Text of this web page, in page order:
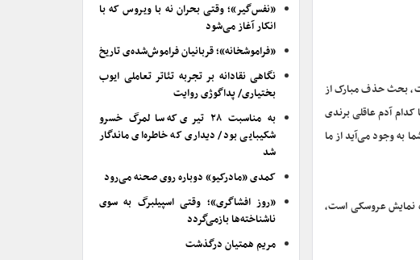
بحث حذف مبارک از
آدم عاقلی برندی
به وجود می‌آید از ما
نمایش عروسکی است،
«نفس‌گیر»؛ وقتی بحران نه با ویروس که با
انکار آغاز می‌شود
«فراموشخانه»؛ قربانیان فراموش‌شده‌ی تاریخ
نگاهی نقادانه بر تجربه تئاتر تعاملی ایوب
بختیاری/ پداگوژی روایت
به مناسبت ۲۸ تیری که سالمرگ خسرو
شکیبایی بود/ دیداری که خاطره‌ای ماندگار
شد
کمدی «مادرکیو» دوباره روی صحنه می‌رود
«روز افشاگری»؛ وقتی اسپیلبرگ به سوی
ناشناخته‌ها بازمی‌گردد
مریم همتیان درگذشت